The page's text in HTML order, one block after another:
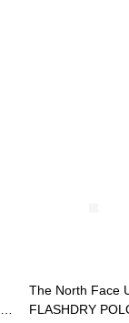
The North Face
FLASHDRY